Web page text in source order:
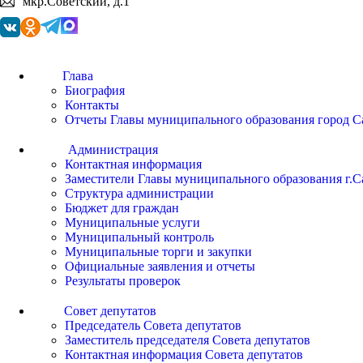
Глава
Биография
Контакты
Отчеты Главы муниципального образования город
Администрация
Контактная информация
Заместители Главы муниципального образования
Структура администрации
Бюджет для граждан
Муниципальные услуги
Муниципальный контроль
Муниципальные торги и закупки
Официальные заявления и отчеты
Результаты проверок
Совет депутатов
Председатель Совета депутатов
Заместитель председателя Совета депутатов
Контактная информация Совета депутатов